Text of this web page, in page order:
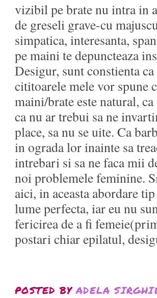
vizibil pe brate nu intra in
de greseli grave-cu
simpatica, interesanta,
pe maini te depuncteaza
Desigur, sunt constienta
cititoarele mele vor spune
maini/brate este natural,
ca nu ar trebui sa ne
place, sa nu se uite. Ca
in ograda lor inainte sa
intrebari si sa ne faca mii
noi problemele feminine.
aici, in aceasta abordare
lume perfecta, iar eu nu
fericirea de a fi
postari chiar epilatul,
POSTED BYADELA